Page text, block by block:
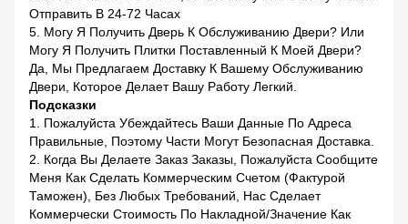
Отправить В 24-72 Часах
5. Могу Я Получить Дверь К Обслуживанию Двери? Или
Могу Я Получить Плитки Поставленный К Моей Двери?
Да, Мы Предлагаем Доставку К Вашему Обслуживанию
Двери, Которое Делает Вашу Работу Легкий.
Подсказки
1. Пожалуйста Убеждайтесь Ваши Данные По Адреса
Правильные, Поэтому Части Могут Безопасная Доставка.
2. Когда Вы Делаете Заказ Заказы, Пожалуйста Сообщите
Меня Как Сделать Коммерческим Счетом (фактурой
Таможен), Без Любых Требований, Нас Сделает
Коммерчески Стоимость По Накладной/значение Как